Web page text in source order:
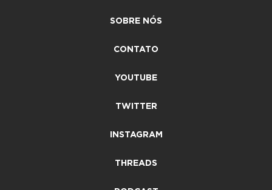
SOBRE NÓS
CONTATO
YOUTUBE
TWITTER
INSTAGRAM
THREADS